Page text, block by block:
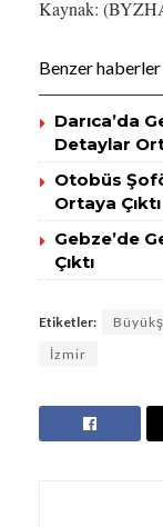
Kaynak:
Benzer haberler
Darıca’da
Detaylar
Otobüs
Ortaya Çıktı
Gebze’de
Çıktı
Etiketler:
İzmir